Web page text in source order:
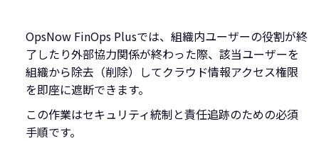
OpsNow FinOps Plusでは、組織内ユーザーの役割が終
了したり外部協力関係が終わった際、該当ユーザーを
組織から除去（削除）してクラウド情報アクセス権限
を即座に遮断できます。
この作業はセキュリティ統制と責任追跡のための必須
手順です。